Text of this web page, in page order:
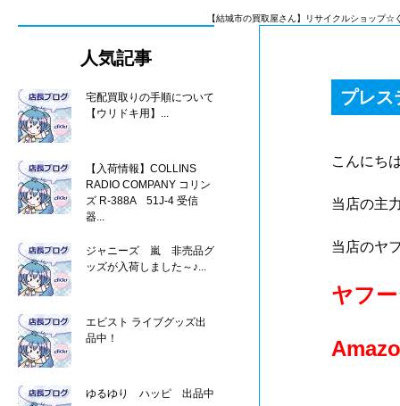
【結城市の買取屋さん】リサイクルショップ☆
プレス
こんにち
当店の主
当店のヤ
ヤフ
人気記事
宅配買取りの手順について
【ウリドキ用】...
【入荷情報】COLLINS
RADIO COMPANY コリン
ズ R-388A 51J-4 受信
器...
ジャニーズ 嵐 非売品グ
ッズが入荷しました～♪...
エビスト ライブグッズ出
品中！
ゆるゆり ハッピ 出品中